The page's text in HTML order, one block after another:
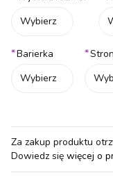
Wybierz
*Barierka
Wybierz
*
Za zakup produktu
Dowiedz się więcej o